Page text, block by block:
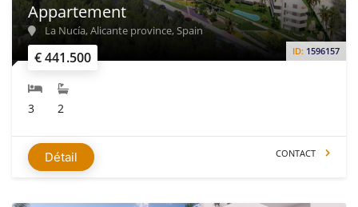
€ 441.500 ID: 1596157
Appartement
La Nucía, Alicante province, Spain
3 2
Détail CONTACT